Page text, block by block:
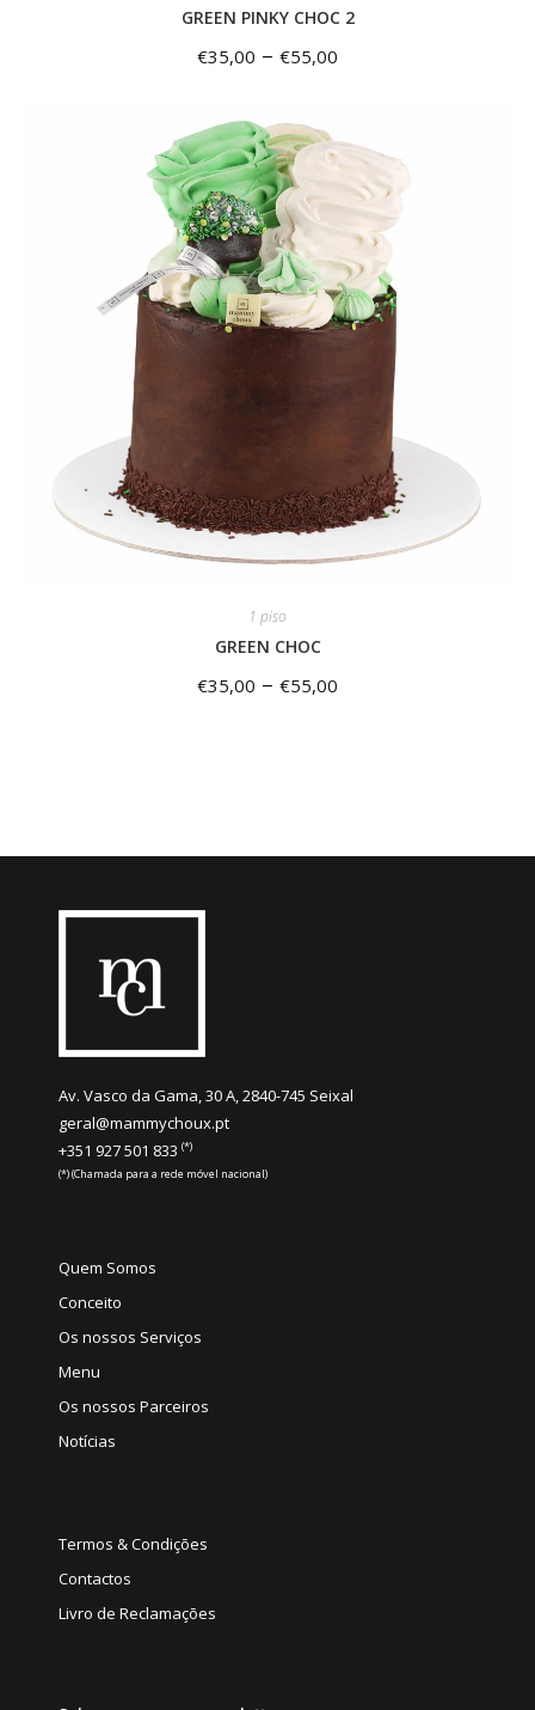
GREEN PINKY CHOC 2
€35,00 – €55,00
1 piso
GREEN CHOC
€35,00 – €55,00
Av. Vasco da Gama, 30 A, 2840-745 Seixal
geral@mammychoux.pt
+351 927 501 833 (*)
(*) (Chamada para a rede móvel nacional)
Quem Somos
Conceito
Os nossos Serviços
Menu
Os nossos Parceiros
Notícias
Termos & Condições
Contactos
Livro de Reclamações